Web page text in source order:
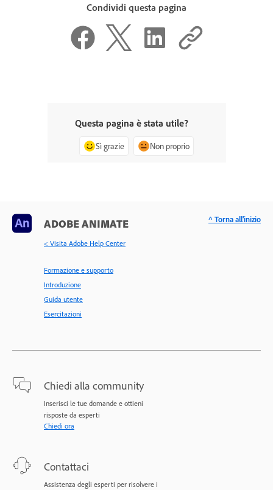
Condividi questa pagina
Questa pagina è stata utile?
Sì grazie Non proprio
ADOBE ANIMATE
< Visita Adobe Help Center
Formazione e supporto
Introduzione
Guida utente
Esercitazioni
Chiedi alla community
Inserisci le tue domande e ottieni
risposte da esperti
Chiedi ora
Contattaci
Assistenza degli esperti per risolvere i
^ Torna all'inizio